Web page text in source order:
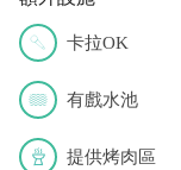
卡拉OK
有戲水池
提供烤肉區